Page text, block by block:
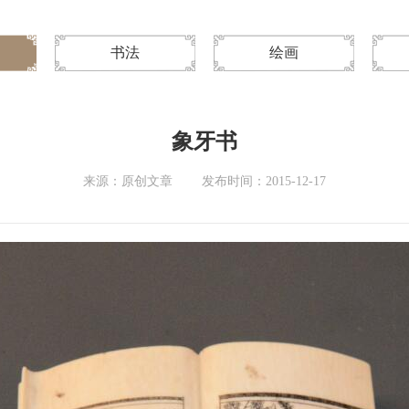
书法 绘画
象牙书
来源：原创文章 发布时间：2015-12-17